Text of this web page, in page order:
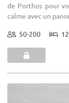
de Porthos pour
calme avec un
50-200